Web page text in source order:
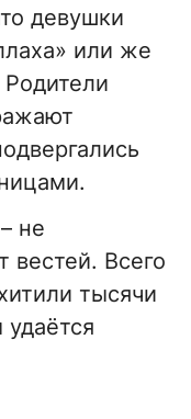
девушки
или же
не
вестей. Всего
тысячи